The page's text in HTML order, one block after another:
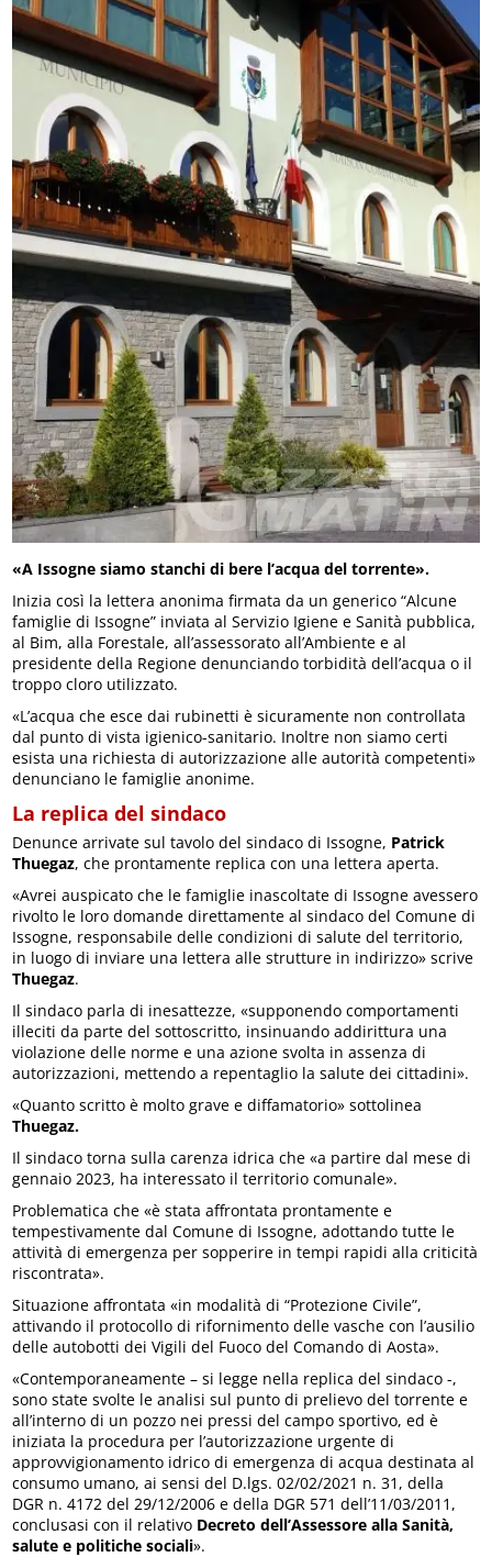
«A Issogne siamo stanchi di bere l’acqua del torrente».
Inizia così la lettera anonima firmata da un generico “Alcune
famiglie di Issogne” inviata al Servizio Igiene e Sanità pubblica,
al Bim, alla Forestale, all’assessorato all’Ambiente e al
presidente della Regione denunciando torbidità dell’acqua o il
troppo cloro utilizzato.
«L’acqua che esce dai rubinetti è sicuramente non controllata
dal punto di vista igienico-sanitario. Inoltre non siamo certi
esista una richiesta di autorizzazione alle autorità competenti»
denunciano le famiglie anonime.
La replica del sindaco
Denunce arrivate sul tavolo del sindaco di Issogne, Patrick
Thuegaz, che prontamente replica con una lettera aperta.
«Avrei auspicato che le famiglie inascoltate di Issogne avessero
rivolto le loro domande direttamente al sindaco del Comune di
Issogne, responsabile delle condizioni di salute del territorio,
in luogo di inviare una lettera alle strutture in indirizzo» scrive
Thuegaz.
Il sindaco parla di inesattezze, «supponendo comportamenti
illeciti da parte del sottoscritto, insinuando addirittura una
violazione delle norme e una azione svolta in assenza di
autorizzazioni, mettendo a repentaglio la salute dei cittadini».
«Quanto scritto è molto grave e diffamatorio» sottolinea
Thuegaz.
Il sindaco torna sulla carenza idrica che «a partire dal mese di
gennaio 2023, ha interessato il territorio comunale».
Problematica che «è stata affrontata prontamente e
tempestivamente dal Comune di Issogne, adottando tutte le
attività di emergenza per sopperire in tempi rapidi alla criticità
riscontrata».
Situazione affrontata «in modalità di “Protezione Civile”,
attivando il protocollo di rifornimento delle vasche con l’ausilio
delle autobotti dei Vigili del Fuoco del Comando di Aosta».
«Contemporaneamente – si legge nella replica del sindaco -,
sono state svolte le analisi sul punto di prelievo del torrente e
all’interno di un pozzo nei pressi del campo sportivo, ed è
iniziata la procedura per l’autorizzazione urgente di
approvvigionamento idrico di emergenza di acqua destinata al
consumo umano, ai sensi del D.lgs. 02/02/2021 n. 31, della
DGR n. 4172 del 29/12/2006 e della DGR 571 dell’11/03/2011,
conclusasi con il relativo Decreto dell’Assessore alla Sanità,
salute e politiche sociali».